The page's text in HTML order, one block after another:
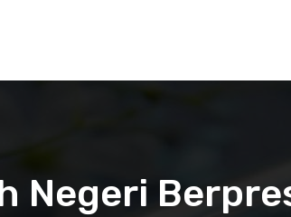
Negeri